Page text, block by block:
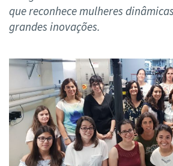
que reconhece mulheres
grandes inovações.